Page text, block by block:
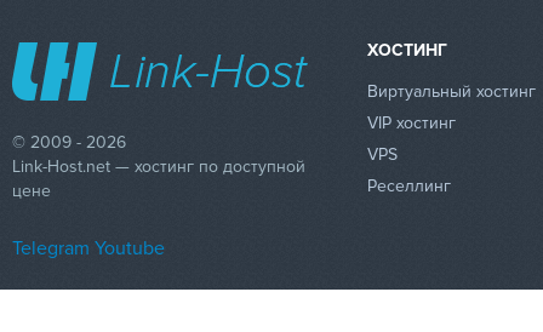
© 2009 - 2026
Link-Host.net — хостинг по доступной
цене
Telegram Youtube
ХОСТИНГ
Виртуальный хостинг
VIP хостинг
VPS
Реселлинг